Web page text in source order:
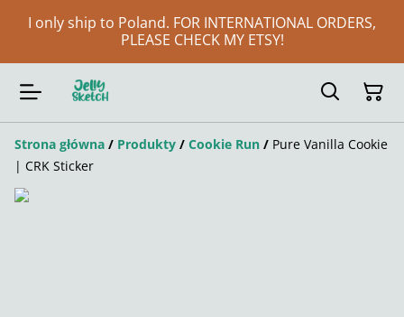
I only ship to Poland. FOR INTERNATIONAL ORDERS,
PLEASE CHECK MY ETSY!
Strona główna / Produkty / Cookie Run / Pure Vanilla Cookie
| CRK Sticker